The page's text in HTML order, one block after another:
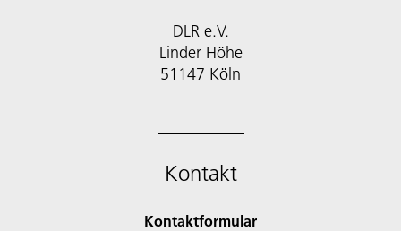
DLR e.V.
Linder Höhe
51147 Köln
Kontakt
Kontaktformular